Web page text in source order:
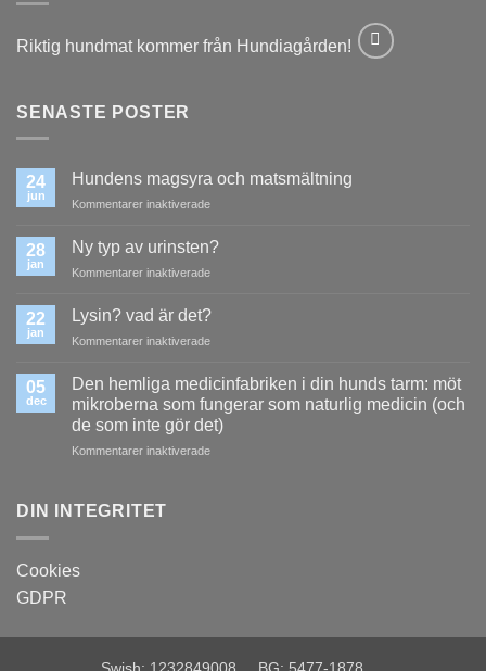
Riktig hundmat kommer från Hundiagården!
SENASTE POSTER
24
jun
Hundens magsyra och matsmältning
Kommentarer inaktiveradeför
magsyra
matsmältning
28
jan
Ny typ av urinsten?
Kommentarer inaktiveradeför
typ
urinsten?
22
jan
Lysin? vad är det?
Kommentarer inaktiveradeför
vad
det?
05
dec
Den hemliga medicinfabriken i din hunds tarm: möt
mikroberna som fungerar som naturlig medicin (och
de som inte gör det)
Kommentarer inaktiveradeför
DIN INTEGRITET
Cookies
GDPR